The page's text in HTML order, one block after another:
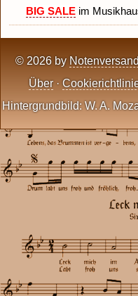
BIG SALE im
© 2026 by
Über ·
Hintergrundbild: W. A.